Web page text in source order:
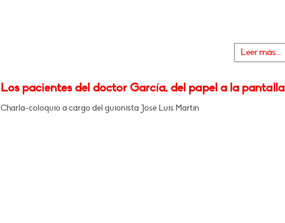
Leer más...
Los pacientes del doctor García, del papel a la pantalla
Charla-coloquio a cargo del guionista José Luis Martín